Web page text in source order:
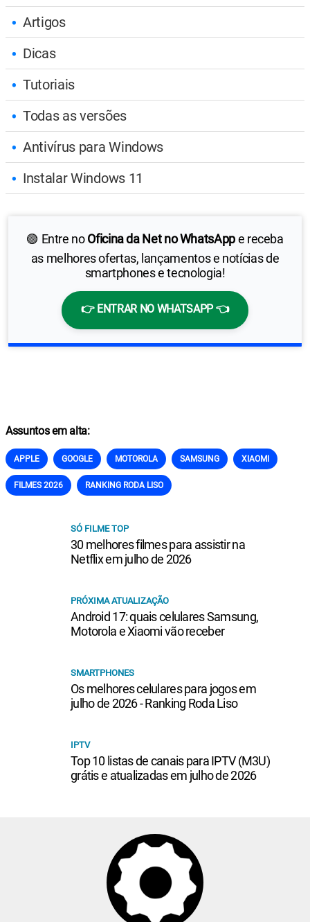
Artigos
Dicas
Tutoriais
Todas as versões
Antivírus para Windows
Instalar Windows 11
🟢 Entre noOficina da Net no WhatsAppe receba
as melhores ofertas, lançamentos e notícias de
smartphones e tecnologia!
👉 ENTRAR NO WHATSAPP 👈
Assuntos em alta:
APPLE GOOGLE MOTOROLA SAMSUNG XIAOMI
FILMES 2026 RANKING RODA LISO
SÓ FILME TOP
30 melhores filmes para assistir na
Netflix em julho de 2026
PRÓXIMA ATUALIZAÇÃO
Android 17: quais celulares Samsung,
Motorola e Xiaomi vão receber
SMARTPHONES
Os melhores celulares para jogos em
julho de 2026 - Ranking Roda Liso
IPTV
Top 10 listas de canais para IPTV (M3U)
grátis e atualizadas em julho de 2026